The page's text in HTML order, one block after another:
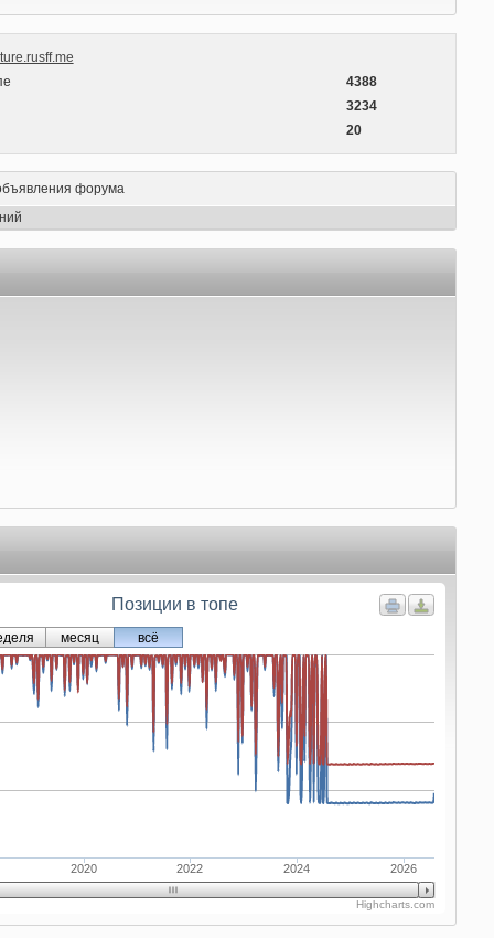
4388
3234
20
форума
Позиции в топе
2020 2022 2024 2026
Highcharts.com
месяц всё